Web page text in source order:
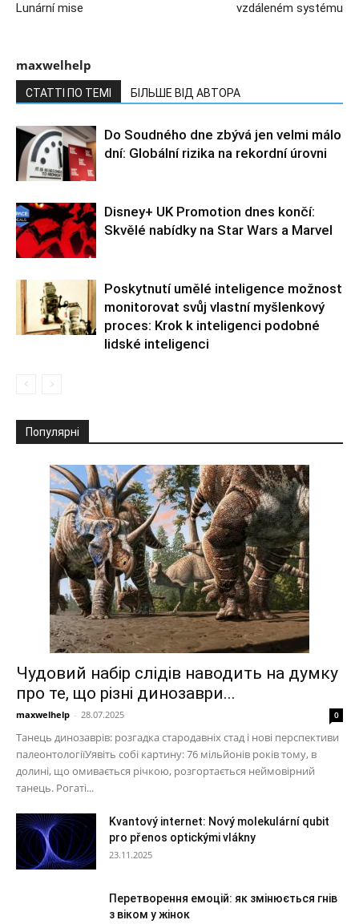
Lunární mise vzdáleném systému
maxwelhelp
СТАТТІ ПО ТЕМІ БІЛЬШЕ ВІД АВТОРА
Do Soudného dne zbývá jen velmi málo
dní: Globální rizika na rekordní úrovni
Disney+ UK Promotion dnes končí:
Skvělé nabídky na Star Wars a Marvel
Poskytnutí umělé inteligence možnost
monitorovat svůj vlastní myšlenkový
proces: Krok k inteligenci podobné
lidské inteligenci
Популярні
Чудовий набір слідів наводить на думку
про те, що різні динозаври...
maxwelhelp - 28.07.2025 0
Танець динозаврів: розгадка стародавніх стад і нові перспективи
палеонтологіїУявіть собі картину: 76 мільйонів років тому, в
долині, що омивається річкою, розгортається неймовірний
танець. Рогаті...
Kvantový internet: Nový molekulární qubit
pro přenos optickými vlákny
23.11.2025
Перетворення емоцій: як змінюється гнів
з віком у жінок